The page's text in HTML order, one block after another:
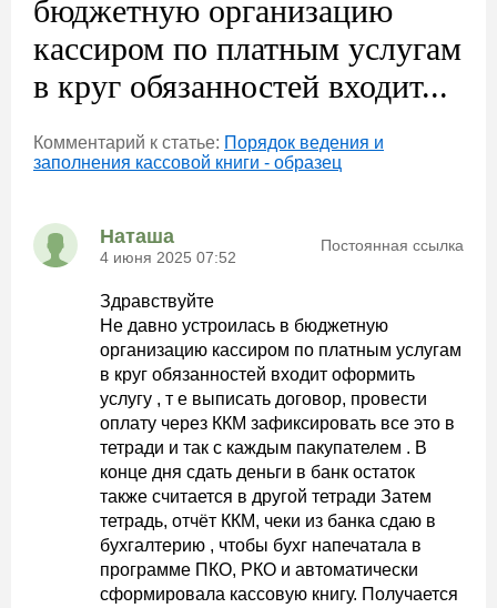
бюджетную организацию
кассиром по платным услугам
в круг обязанностей входит...
Комментарий к статье: Порядок ведения и
заполнения кассовой книги - образец
Наташа
4 июня 2025 07:52
Постоянная ссылка
Здравствуйте
Не давно устроилась в бюджетную
организацию кассиром по платным услугам
в круг обязанностей входит оформить
услугу , т е выписать договор, провести
оплату через ККМ зафиксировать все это в
тетради и так с каждым пакупателем . В
конце дня сдать деньги в банк остаток
также считается в другой тетради Затем
тетрадь, отчёт ККМ, чеки из банка сдаю в
бухгалтерию , чтобы бухг напечатала в
программе ПКО, РКО и автоматически
сформировала кассовую книгу. Получается